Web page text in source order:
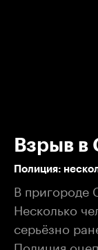
Взрыв в
​Полиция:
В пригороде
Несколько
серьёзно
Полиция